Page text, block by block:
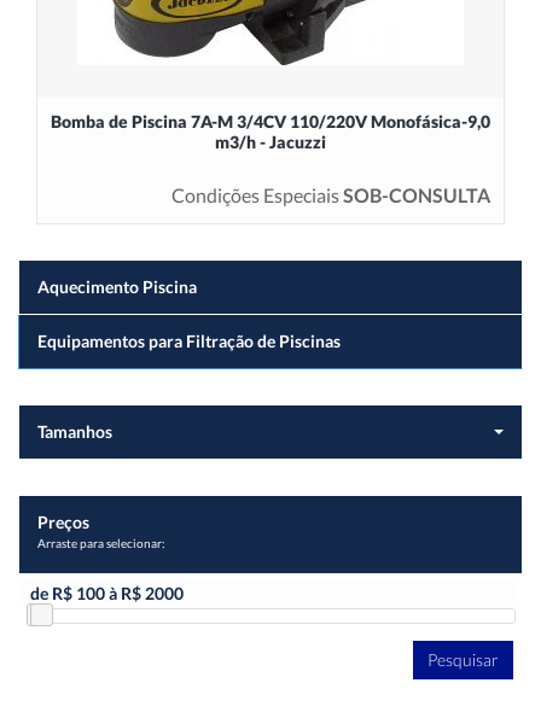
Bomba de Piscina 7A-M 3/4CV 110/220V Monofásica-9,0
m3/h - Jacuzzi
Condições EspeciaisSOB-CONSULTA
Aquecimento Piscina
Equipamentos para Filtração de Piscinas
Tamanhos
Preços
Arraste para selecionar:
Pesquisar